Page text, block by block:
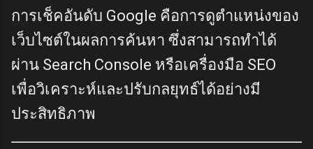
การเช็คอันดับ Google คือการดูตำแหน่งของ
เว็บไซต์ในผลการค้นหา ซึ่งสามารถทำได้
ผ่าน Search Console หรือเครื่องมือ SEO
เพื่อวิเคราะห์และปรับกลยุทธ์ได้อย่างมี
ประสิทธิภาพ